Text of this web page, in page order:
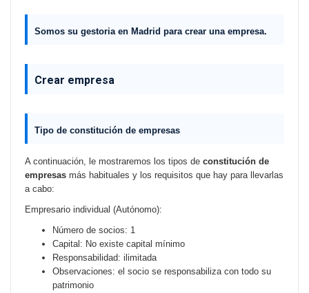
Somos su gestoria en Madrid para crear una empresa.
Crear empresa
Tipo de constitución de empresas
A continuación, le mostraremos los tipos de constitución de
empresas más habituales y los requisitos que hay para llevarlas
a cabo:
Empresario individual (Autónomo):
Número de socios: 1
Capital: No existe capital mínimo
Responsabilidad: ilimitada
Observaciones: el socio se responsabiliza con todo su
patrimonio